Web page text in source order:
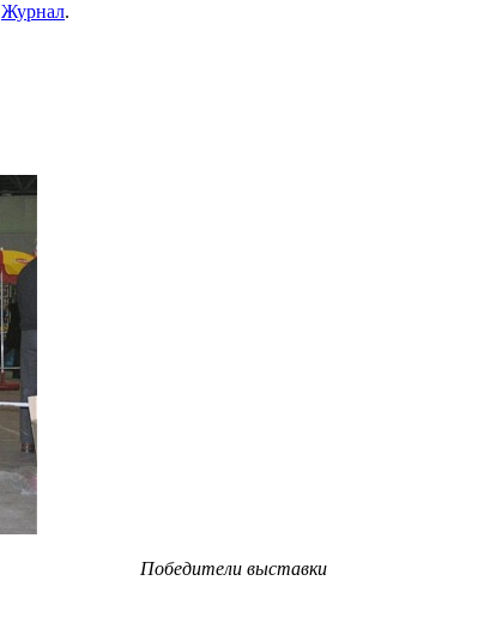
Журнал.
Победители выставки